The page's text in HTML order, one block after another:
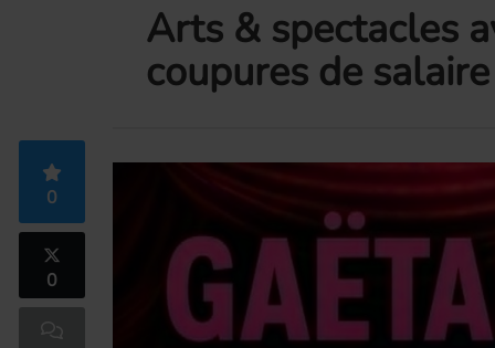
Arts & spectacles
coupures de
0
0